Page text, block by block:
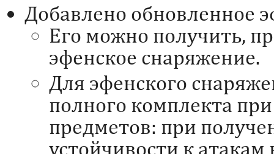
Добавлено обновленное
Его можно получить,
эфенское снаряжение.
Для эфенского
полного комплекта
предметов: при
устойчивости к атакам